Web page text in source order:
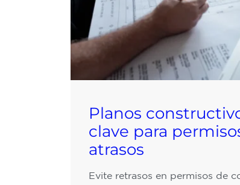
Planos
clave para
atrasos
Evite retrasos en permisos de